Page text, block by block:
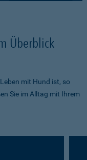
Überblick
mit Hund ist, so
Sie im Alltag mit Ihrem